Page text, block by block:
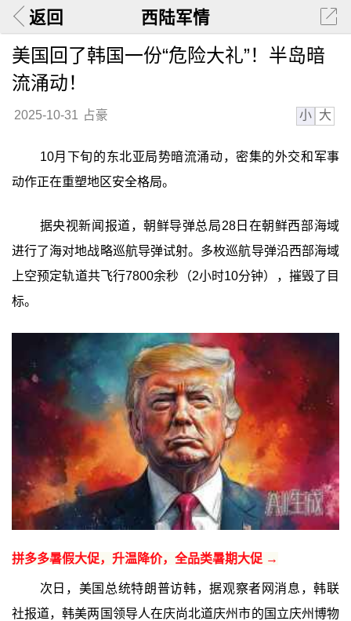
返回 西陆军情
美国回了韩国一份“危险大礼”！半岛暗
流涌动！
2025-10-31 占豪 小 大
10月下旬的东北亚局势暗流涌动，密集的外交和军事
动作正在重塑地区安全格局。
据央视新闻报道，朝鲜导弹总局28日在朝鲜西部海域
进行了海对地战略巡航导弹试射。多枚巡航导弹沿西部海域
上空预定轨道共飞行7800余秒（2小时10分钟），摧毁了目
标。
拼多多暑假大促，升温降价，全品类暑期大促 →
次日，美国总统特朗普访韩，据观察者网消息，韩联
社报道，韩美两国领导人在庆尚北道庆州市的国立庆州博物